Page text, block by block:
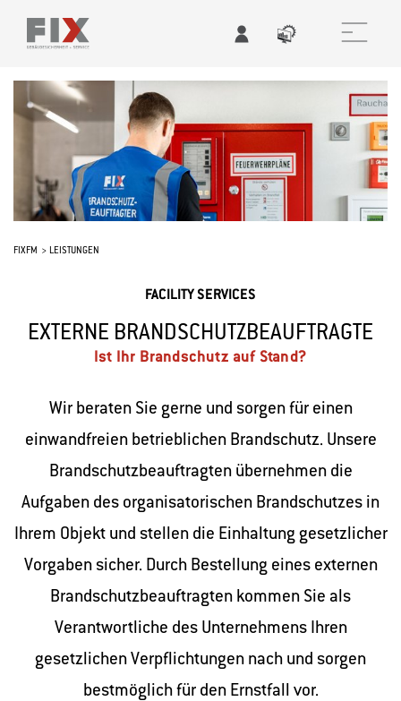
FIXFM LEISTUNGEN
FACILITY SERVICES
EXTERNE BRANDSCHUTZBEAUFTRAGTE
Ist Ihr Brandschutz auf Stand?
Wir beraten Sie gerne und sorgen für einen
einwandfreien betrieblichen Brandschutz. Unsere
Brandschutzbeauftragten übernehmen die
Aufgaben des organisatorischen Brandschutzes in
Ihrem Objekt und stellen die Einhaltung gesetzlicher
Vorgaben sicher. Durch Bestellung eines externen
Brandschutzbeauftragten kommen Sie als
Verantwortliche des Unternehmens Ihren
gesetzlichen Verpflichtungen nach und sorgen
bestmöglich für den Ernstfall vor.